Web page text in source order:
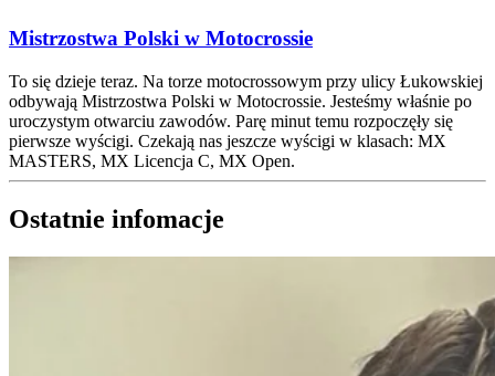
Mistrzostwa Polski w Motocrossie
To się dzieje teraz. Na torze motocrossowym przy ulicy Łukowskiej
odbywają Mistrzostwa Polski w Motocrossie. Jesteśmy właśnie po
uroczystym otwarciu zawodów. Parę minut temu rozpoczęły się
pierwsze wyścigi. Czekają nas jeszcze wyścigi w klasach: MX
MASTERS, MX Licencja C, MX Open.
Ostatnie infomacje